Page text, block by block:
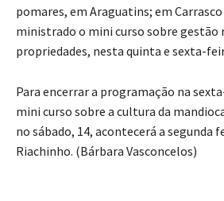
pomares, em Araguatins; em
ministrado o mini curso sobre gestão
propriedades, nesta quinta e sexta-
Para encerrar a programação na
mini curso sobre a cultura da
no sábado, 14, acontecerá a segunda
Riachinho. (Bárbara Vasconcelos)